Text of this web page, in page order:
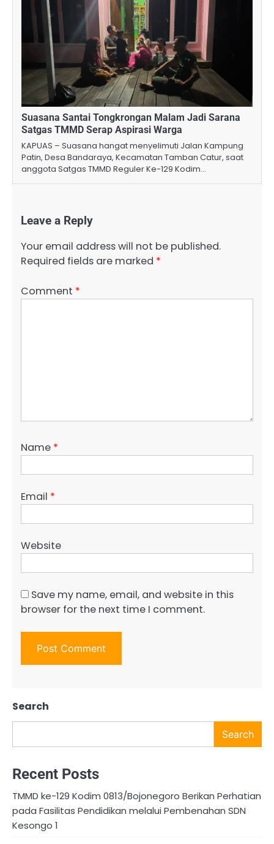
Suasana Santai Tongkrongan Malam Jadi Sarana
Satgas TMMD Serap Aspirasi Warga
KAPUAS – Suasana hangat menyelimuti Jalan Kampung
Patin, Desa Bandaraya, Kecamatan Tamban Catur, saat
anggota Satgas TMMD Reguler Ke-129 Kodim…
Leave a Reply
Your email address will not be published.
Required fields are marked *
Comment *
Name *
Email *
Website
Save my name, email, and website in this
browser for the next time I comment.
Search
Search
Recent Posts
TMMD ke-129 Kodim 0813/Bojonegoro Berikan Perhatian
pada Fasilitas Pendidikan melalui Pembenahan SDN
Kesongo 1